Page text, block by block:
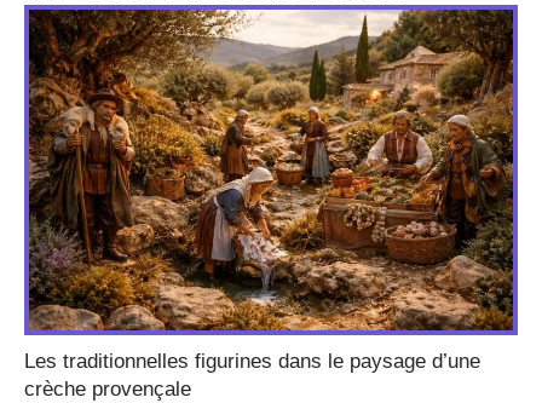
Les traditionnelles figurines dans le paysage d’une
crèche provençale